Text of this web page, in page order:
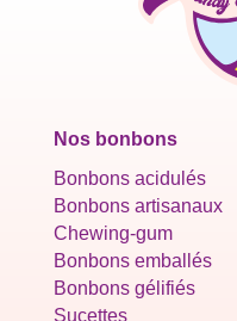
Nos bonbons
Bonbons acidulés
Bonbons artisanaux
Chewing-gum
Bonbons emballés
Bonbons gélifiés
Sucettes